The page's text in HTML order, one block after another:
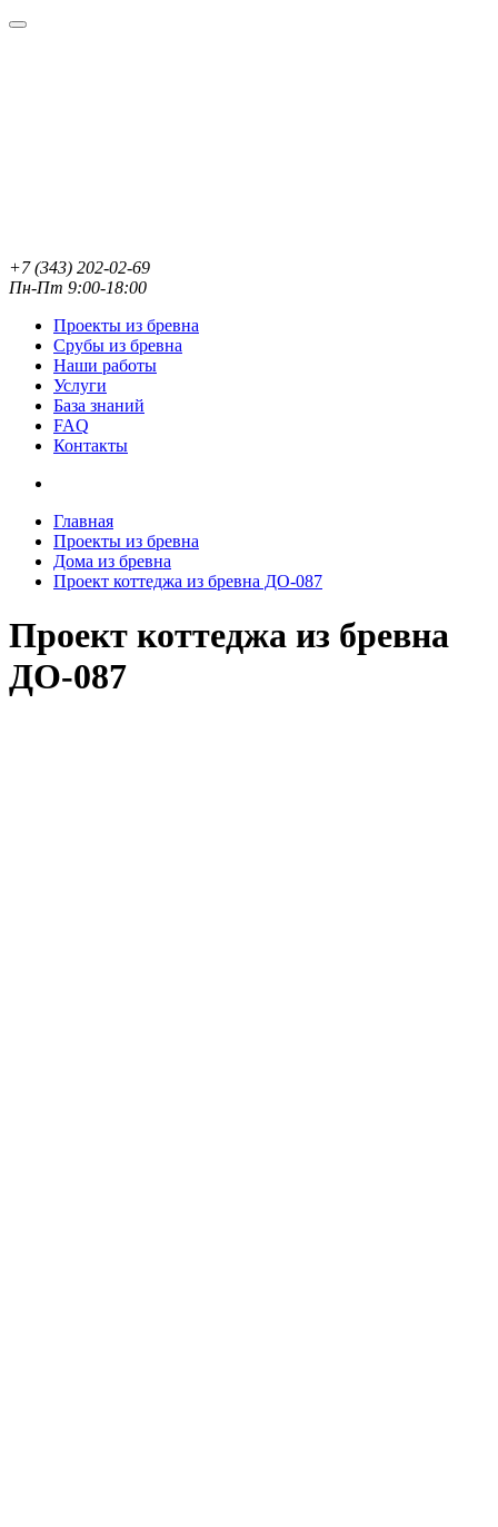
+7 (343) 202-02-69
Пн-Пт 9:00-18:00
Проекты из бревна
Срубы из бревна
Наши работы
Услуги
База знаний
FAQ
Контакты
Главная
Проекты из бревна
Дома из бревна
Проект коттеджа из бревна ДО-087
Проект коттеджа из бревна
ДО-087